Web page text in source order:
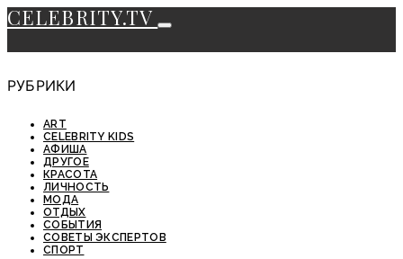
CELEBRITY.TV
РУБРИКИ
ART
CELEBRITY KIDS
АФИША
ДРУГОЕ
КРАСОТА
ЛИЧНОСТЬ
МОДА
ОТДЫХ
СОБЫТИЯ
СОВЕТЫ ЭКСПЕРТОВ
СПОРТ